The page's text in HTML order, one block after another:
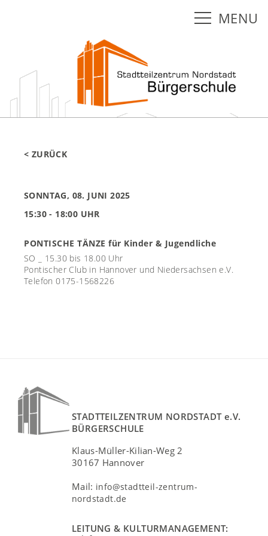
< ZURÜCK
SONNTAG, 08. JUNI 2025
15:30 - 18:00 UHR
PONTISCHE TÄNZE für Kinder & Jugendliche
SO _ 15.30 bis 18.00 Uhr
Pontischer Club in Hannover und Niedersachsen e.V.
Telefon 0175-1568226
STADTTEILZENTRUM NORDSTADT e.V.
BÜRGERSCHULE
Klaus-Müller-Kilian-Weg 2
30167 Hannover
Mail: info@stadtteil-zentrum-
nordstadt.de
LEITUNG & KULTURMANAGEMENT:
MENU